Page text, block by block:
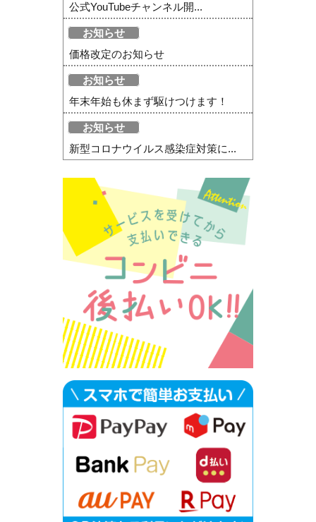
公式YouTubeチャンネル開...
お知らせ
価格改定のお知らせ
お知らせ
年末年始も休まず駆けつけます！
お知らせ
新型コロナウイルス感染症対策に...